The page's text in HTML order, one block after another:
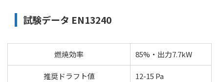
試験データ EN13240
燃焼効率 85%・出力7.7kW
推奨ドラフト値 12-15 Pa